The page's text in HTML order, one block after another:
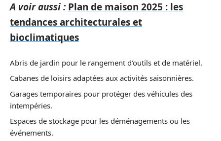
A voir aussi : Plan de maison 2025 : les
tendances architecturales et
bioclimatiques
Abris de jardin pour le rangement d’outils et de matériel.
Cabanes de loisirs adaptées aux activités saisonnières.
Garages temporaires pour protéger des véhicules des
intempéries.
Espaces de stockage pour les déménagements ou les
événements.